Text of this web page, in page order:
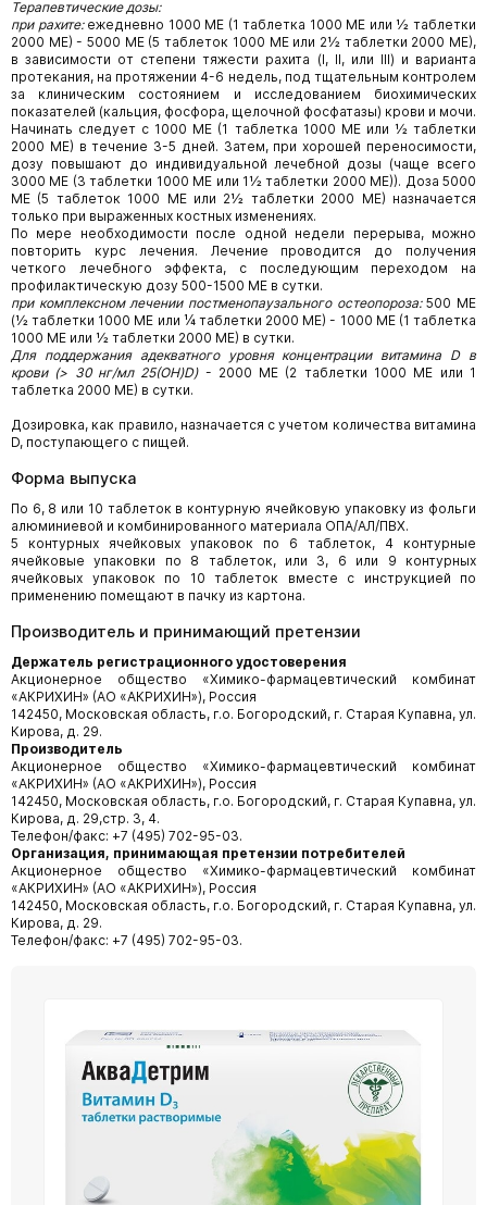
Терапевтические дозы:
при рахите:ежедневно 1000 МЕ (1 таблетка 1000 МЕ или ½ таблетки
2000 МЕ) - 5000 МЕ (5 таблеток 1000 МЕ или 2½ таблетки 2000 МЕ),
в зависимости от степени тяжести рахита (I, II, или III) и варианта
протекания, на протяжении 4-6 недель, под тщательным контролем
за клиническим состоянием и исследованием биохимических
показателей (кальция, фосфора, щелочной фосфатазы) крови и мочи.
Начинать следует с 1000 МЕ (1 таблетка 1000 МЕ или ½ таблетки
2000 МЕ) в течение 3-5 дней. Затем, при хорошей переносимости,
дозу повышают до индивидуальной лечебной дозы (чаще всего
3000 МЕ (3 таблетки 1000 МЕ или 1½ таблетки 2000 МЕ)). Доза 5000
МЕ (5 таблеток 1000 МЕ или 2½ таблетки 2000 МЕ) назначается
только при выраженных костных изменениях.
По мере необходимости после одной недели перерыва, можно
повторить курс лечения. Лечение проводится до получения
четкого лечебного эффекта, с последующим переходом на
профилактическую дозу 500-1500 МЕ в сутки.
при комплексном лечении постменопаузального остеопороза:500 МЕ
(½ таблетки 1000 МЕ или ¼ таблетки 2000 МЕ) - 1000 МЕ (1 таблетка
1000 МЕ или ½ таблетки 2000 МЕ) в сутки.
Для поддержания адекватного уровня концентрации витамина D в
крови (> 30 нг/мл 25(OH)D)- 2000 МЕ (2 таблетки 1000 МЕ или 1
таблетка 2000 МЕ) в сутки.
Дозировка, как правило, назначается с учетом количества витамина
D, поступающего с пищей.
Форма выпуска
По 6, 8 или 10 таблеток в контурную ячейковую упаковку из фольги
алюминиевой и комбинированного материала ОПА/АЛ/ПВХ.
5 контурных ячейковых упаковок по 6 таблеток, 4 контурные
ячейковые упаковки по 8 таблеток, или 3, 6 или 9 контурных
ячейковых упаковок по 10 таблеток вместе с инструкцией по
применению помещают в пачку из картона.
Производитель и принимающий претензии
Держатель регистрационного удостоверения
Акционерное общество «Химико-фармацевтический комбинат
«АКРИХИН» (АО «АКРИХИН»), Россия
142450, Московская область, г.о. Богородский, г. Старая Купавна, ул.
Кирова, д. 29.
Производитель
Акционерное общество «Химико-фармацевтический комбинат
«АКРИХИН» (АО «АКРИХИН»), Россия
142450, Московская область, г.о. Богородский, г. Старая Купавна, ул.
Кирова, д. 29,стр. 3, 4.
Телефон/факс: +7 (495) 702-95-03.
Организация, принимающая претензии потребителей
Акционерное общество «Химико-фармацевтический комбинат
«АКРИХИН» (АО «АКРИХИН»), Россия
142450, Московская область, г.о. Богородский, г. Старая Купавна, ул.
Кирова, д. 29.
Телефон/факс: +7 (495) 702-95-03.